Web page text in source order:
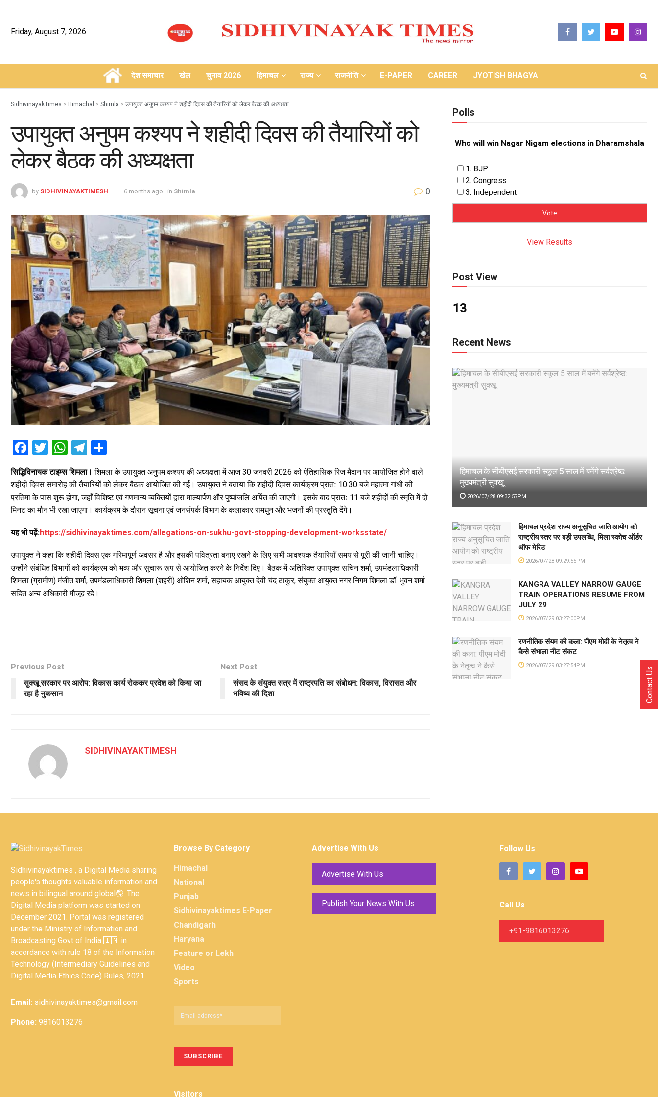
Friday, August 7, 2026
– देश समाचार खेल चुनाव 2026 हिमाचल राज्य राजनीति E-PAPER CAREER JYOTISH BHAGYA
SidhivinayakTimes > Himachal > Shimla > उपायुक्त अनुपम कश्यप ने शहीदी दिवस की तैयारियों को लेकर बैठक की अध्यक्षता
उपायुक्त अनुपम कश्यप ने शहीदी दिवस की तैयारियों को
लेकर बैठक की अध्यक्षता
by SIDHIVINAYAKTIMESH 6 months ago in Shimla 0
F
a
ce
b
o
o
k
T
tt
er
W
h
at
s
A
p
p
T
el
e
gr
a
m
ar
e
सिद्धिविनायक टाइम्स शिमला।शिमला के उपायुक्त अनुपम कश्यप की अध्यक्षता में आज 30 जनवरी 2026 को ऐतिहासिक रिज मैदान पर आयोजित होने वाले
शहीदी दिवस समारोह की तैयारियों को लेकर बैठक आयोजित की गई। उपायुक्त ने बताया कि शहीदी दिवस कार्यक्रम प्रातः 10:30 बजे महात्मा गांधी की
प्रतिमा के पास शुरू होगा, जहाँ विशिष्ट एवं गणमान्य व्यक्तियों द्वारा माल्यार्पण और पुष्पांजलि अर्पित की जाएगी। इसके बाद प्रातः 11 बजे शहीदों की स्मृति में दो
मिनट का मौन भी रखा जाएगा। कार्यक्रम के दौरान सूचना एवं जनसंपर्क विभाग के कलाकार रामधुन और भजनों की प्रस्तुति देंगे।
यह भी पढ़ें:https://sidhivinayaktimes.com/allegations-on-sukhu-govt-stopping-development-worksstate/
उपायुक्त ने कहा कि शहीदी दिवस एक गरिमापूर्ण अवसर है और इसकी पवित्रता बनाए रखने के लिए सभी आवश्यक तैयारियाँ समय से पूरी की जानी चाहिए।
उन्होंने संबंधित विभागों को कार्यक्रम को भव्य और सुचारू रूप से आयोजित करने के निर्देश दिए। बैठक में अतिरिक्त उपायुक्त सचिन शर्मा, उपमंडलाधिकारी
शिमला (ग्रामीण) मंजीत शर्मा, उपमंडलाधिकारी शिमला (शहरी) ओशिन शर्मा, सहायक आयुक्त देवी चंद ठाकुर, संयुक्त आयुक्त नगर निगम शिमला डॉ. भुवन शर्मा
सहित अन्य अधिकारी मौजूद रहे।
Previous Post
सुक्खू सरकार पर आरोप: विकास कार्य रोककर प्रदेश को किया जा
रहा है नुकसान
Next Post
संसद के संयुक्त सत्र में राष्ट्रपति का संबोधन: विकास, विरासत और
भविष्य की दिशा
SIDHIVINAYAKTIMESH
Polls
Who will win Nagar Nigam elections in Dharamshala
1. BJP
2. Congress
3. Independent
View Results
Post View
13
Recent News
हिमाचल के सीबीएसई सरकारी स्कूल 5 साल में बनेंगे सर्वश्रेष्ठ:
मुख्यमंत्री सुक्खू
2026/07/28 09:32:57PM
हिमाचल प्रदेश राज्य अनुसूचित जाति आयोग को
राष्ट्रीय स्तर पर बड़ी उपलब्धि, मिला स्कोच ऑर्डर
ऑफ मेरिट
2026/07/28 09:29:55PM
KANGRA VALLEY NARROW GAUGE
TRAIN OPERATIONS RESUME FROM
JULY 29
2026/07/29 03:27:00PM
रणनीतिक संयम की कला: पीएम मोदी के नेतृत्व ने
कैसे संभाला नीट संकट
2026/07/29 03:27:54PM
Sidhivinayaktimes , a Digital Media sharing
people's thoughts valuable information and
news in bilingual around global🌎. The
Digital Media platform was started on
December 2021. Portal was registered
under the Ministry of Information and
Broadcasting Govt of India 🇮🇳 in
accordance with rule 18 of the Information
Technology (Intermediary Guidelines and
Digital Media Ethics Code) Rules, 2021.
Email: sidhivinayaktimes@gmail.com
Phone: 9816013276
Browse By Category
Himachal
National
Punjab
Sidhivinayaktimes E-Paper
Chandigarh
Haryana
Feature or Lekh
Video
Sports
Visitors
Advertise With Us
Advertise With Us
Publish Your News With Us
Follow Us
Call Us
+91-9816013276
Contact Us